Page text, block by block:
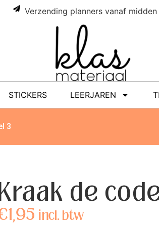
Verzending planners vanaf midden
STICKERS LEERJAREN
3
de
1,95 incl. btw